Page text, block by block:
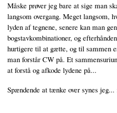
Måske prøver jeg bare at sige man
langsom overgang. Meget langsom,
lyden af tegnene, senere kan man
bogstavkombinationer, og
hurtigere til at gætte, og til sammen
man forstår CW på. Et
at forstå og afkode lydene på...
Spændende at tænke over synes jeg...